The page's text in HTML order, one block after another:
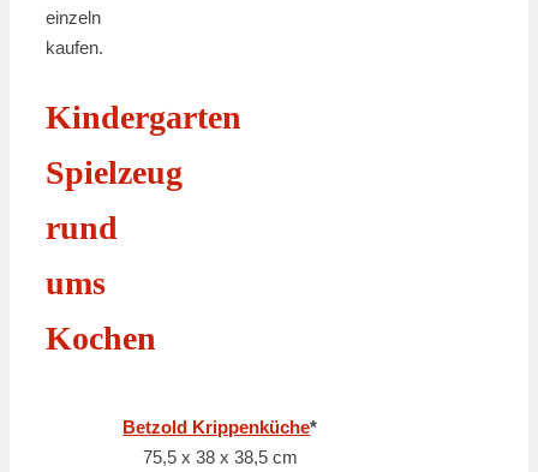
einzeln
kaufen.
Kindergarten
Spielzeug
rund
ums
Kochen
Betzold Krippenküche*
75,5 x 38 x 38,5 cm